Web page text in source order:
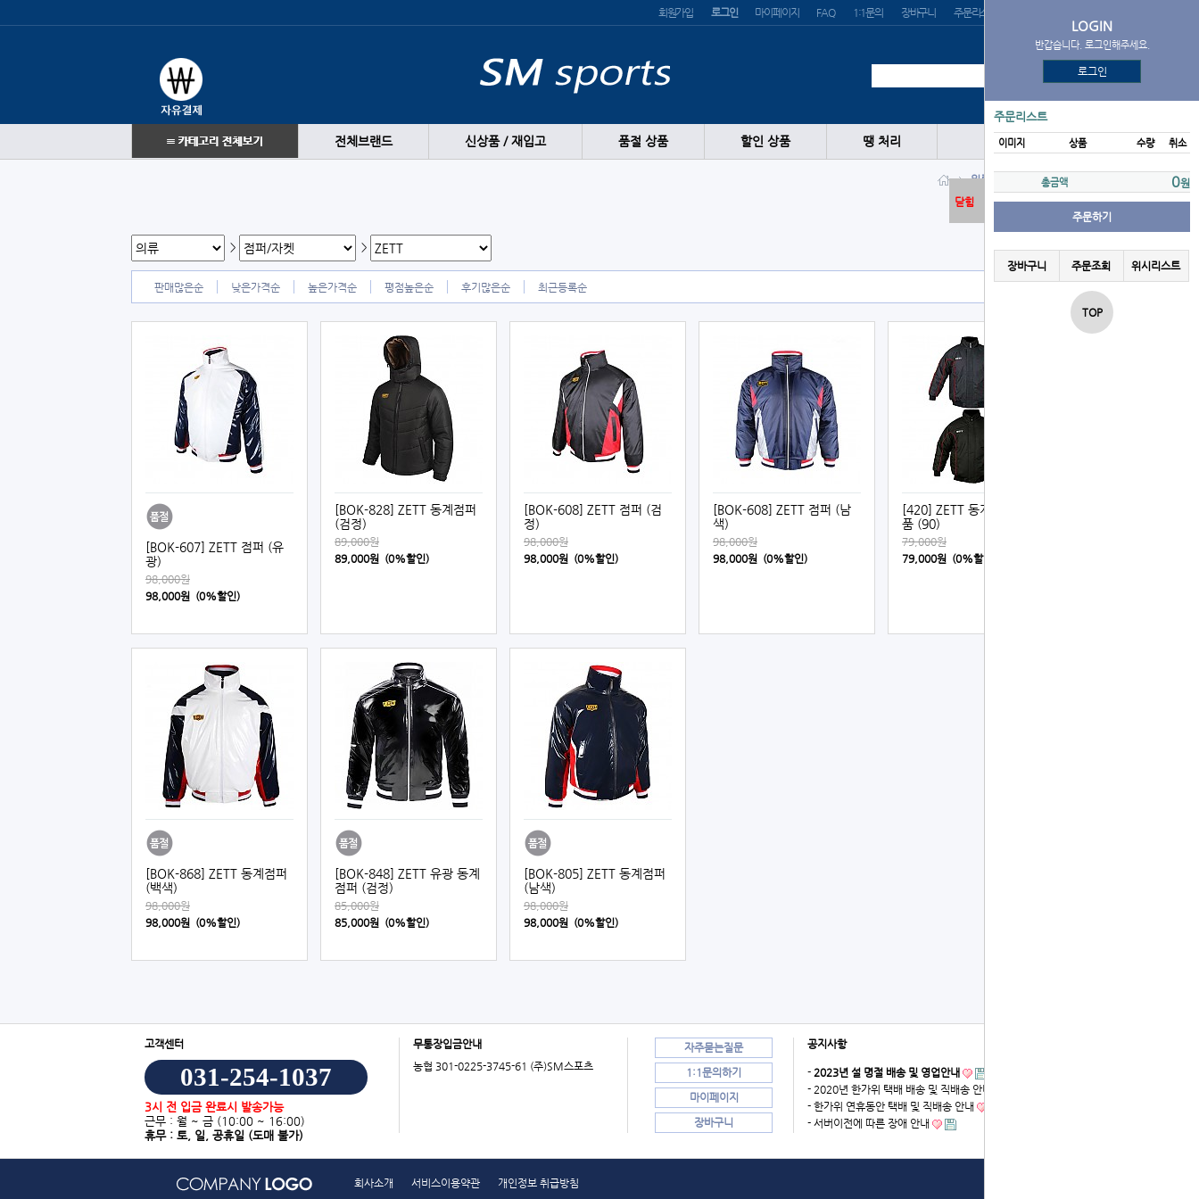
회원가입 로그인 마이페이지 FAQ 1:1문의 장바구니 주문리스트
전체브랜드 신상품 / 재입고 품절 상품 할인 상품 땡 처리
의류 ZETT
LOGIN
반갑습니다. 로그인해주세요.
로그인
주문리스트
이미지 상품 수량 취소
총금액 0원
주문하기
장바구니 주문조회 위시리스트
TOP
닫힘
> >
판매많은순 낮은가격순 높은가격순 평점높은순 후기많은순 최근등록순
[BOK-607] ZETT 점퍼 (유
광)
98,000원
98,000원 (0%할인)
[BOK-828] ZETT 동계점퍼
(검정)
89,000원
89,000원 (0%할인)
[BOK-608] ZETT 점퍼 (검
정)
98,000원
98,000원 (0%할인)
[BOK-608] ZETT 점퍼 (남
색)
98,000원
98,000원 (0%할인)
[420] ZETT 동계 점퍼 기성
품 (90)
79,000원
79,000원 (0%할인)
[BOK-868] ZETT 동계점퍼
(백색)
98,000원
98,000원 (0%할인)
[BOK-848] ZETT 유광 동계
점퍼 (검정)
85,000원
85,000원 (0%할인)
[BOK-805] ZETT 동계점퍼
(남색)
98,000원
98,000원 (0%할인)
고객센터
031-254-1037
3시 전 입금 완료시 발송가능
근무 : 월 ~ 금 (10:00 ~ 16:00)
휴무 : 토, 일, 공휴일 (도매 불가)
무통장입금안내
농협 301-0225-3745-61 (주)SM스포츠
자주묻는질문
1:1문의하기
마이페이지
장바구니
공지사항
- 2023년 설 명절 배송 및 영업안내
- 2020년 한가위 택배 배송 및 직배송 안내
- 한가위 연휴동안 택배 및 직배송 안내
- 서버이전에 따른 장애 안내
회사소개 서비스이용약관 개인정보 취급방침